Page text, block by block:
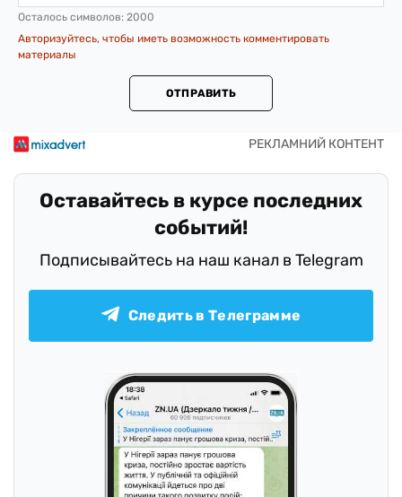
Осталось символов: 2000
Авторизуйтесь, чтобы иметь возможность комментировать
материалы
ОТПРАВИТЬ
Оставайтесь в курсе последних
событий!
Подписывайтесь на наш канал в Telegram
Следить в Телеграмме